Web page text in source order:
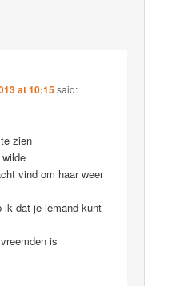
at 10:15said:
zien
vind om haar weer
ik dat je iemand kunt
is